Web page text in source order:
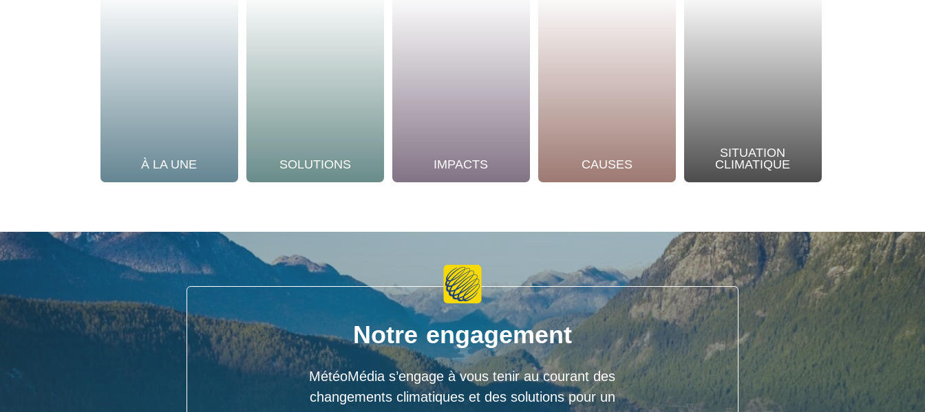
À LA UNE SOLUTIONS IMPACTS CAUSES
SITUATION
CLIMATIQUE
Notre engagement
MétéoMédia s’engage à vous tenir au courant des
changements climatiques et des solutions pour un